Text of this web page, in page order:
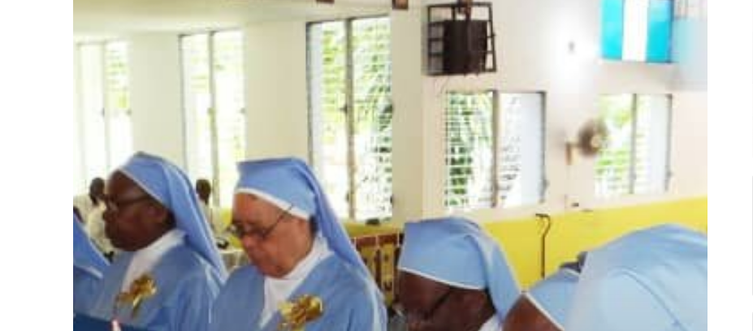
Sostegno all’Ucraina
assassinate
ad